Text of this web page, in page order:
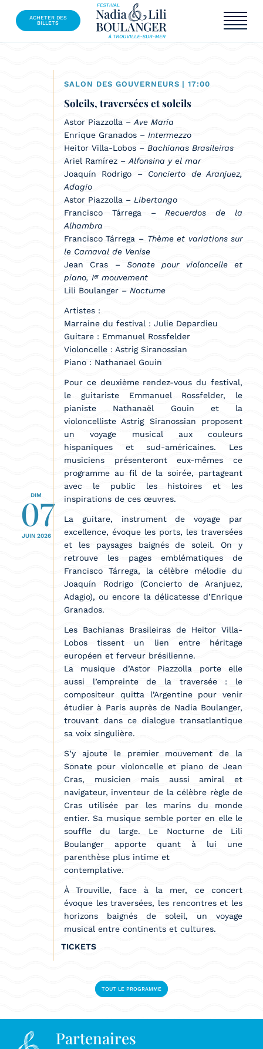
ACHETER DES
BILLETS
DIM
07
JUIN 2026
SALON DES GOUVERNEURS | 17:00
Soleils, traversées et soleils
Astor Piazzolla – Ave Maria
Enrique Granados – Intermezzo
Heitor Villa-Lobos – Bachianas Brasileiras
Ariel Ramírez – Alfonsina y el mar
Joaquín Rodrigo – Concierto de Aranjuez,
Adagio
Astor Piazzolla – Libertango
Francisco Tárrega – Recuerdos de la
Alhambra
Francisco Tárrega – Thème et variations sur
le Carnaval de Venise
Jean Cras – Sonate pour violoncelle et
piano, Iᵉʳ mouvement
Lili Boulanger – Nocturne
Artistes :
Marraine du festival : Julie Depardieu
Guitare : Emmanuel Rossfelder
Violoncelle : Astrig Siranossian
Piano : Nathanael Gouin
Pour ce deuxième rendez-vous du festival,
le guitariste Emmanuel Rossfelder, le
pianiste Nathanaël Gouin et la
violoncelliste Astrig Siranossian proposent
un voyage musical aux couleurs
hispaniques et sud-américaines. Les
musiciens présenteront eux-mêmes ce
programme au fil de la soirée, partageant
avec le public les histoires et les
inspirations de ces œuvres.
La guitare, instrument de voyage par
excellence, évoque les ports, les traversées
et les paysages baignés de soleil. On y
retrouve les pages emblématiques de
Francisco Tárrega, la célèbre mélodie du
Joaquín Rodrigo (Concierto de Aranjuez,
Adagio), ou encore la délicatesse d’Enrique
Granados.
Les Bachianas Brasileiras de Heitor Villa-
Lobos tissent un lien entre héritage
européen et ferveur brésilienne.
La musique d’Astor Piazzolla porte elle
aussi l’empreinte de la traversée : le
compositeur quitta l’Argentine pour venir
étudier à Paris auprès de Nadia Boulanger,
trouvant dans ce dialogue transatlantique
sa voix singulière.
S’y ajoute le premier mouvement de la
Sonate pour violoncelle et piano de Jean
Cras, musicien mais aussi amiral et
navigateur, inventeur de la célèbre règle de
Cras utilisée par les marins du monde
entier. Sa musique semble porter en elle le
souffle du large. Le Nocturne de Lili
Boulanger apporte quant à lui une
parenthèse plus intime et
contemplative.
À Trouville, face à la mer, ce concert
évoque les traversées, les rencontres et les
horizons baignés de soleil, un voyage
musical entre continents et cultures.
TICKETS
TOUT LE PROGRAMME
Partenaires